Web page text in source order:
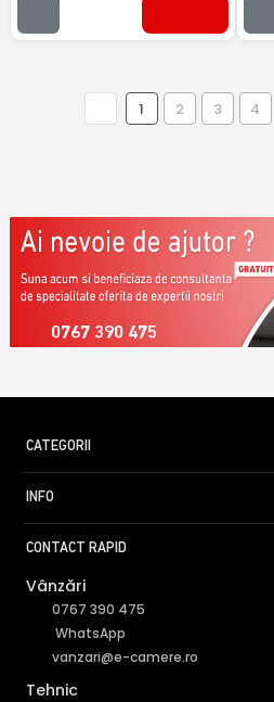
1 2 3 4
0767 390 475
CATEGORII
INFO
CONTACT RAPID
Vânzări
0767 390 475
WhatsApp
vanzari@e-camere.ro
Tehnic